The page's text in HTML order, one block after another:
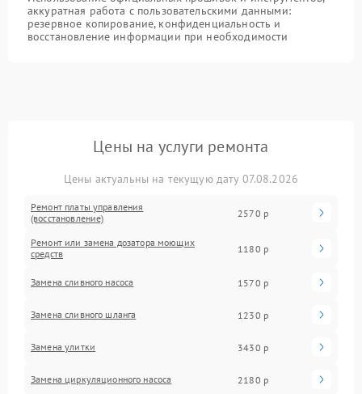
аккуратная работа с пользовательскими данными:
резервное копирование, конфиденциальность и
восстановление информации при необходимости
Цены на услуги ремонта
Цены актуальны на текущую дату 07.08.2026
Ремонт платы управления
(восстановление)
2570 р
Ремонт или замена дозатора моющих
средств
1180 р
Замена сливного насоса 1570 р
Замена сливного шланга 1230 р
Замена улитки 3430 р
Замена циркуляционного насоса 2180 р